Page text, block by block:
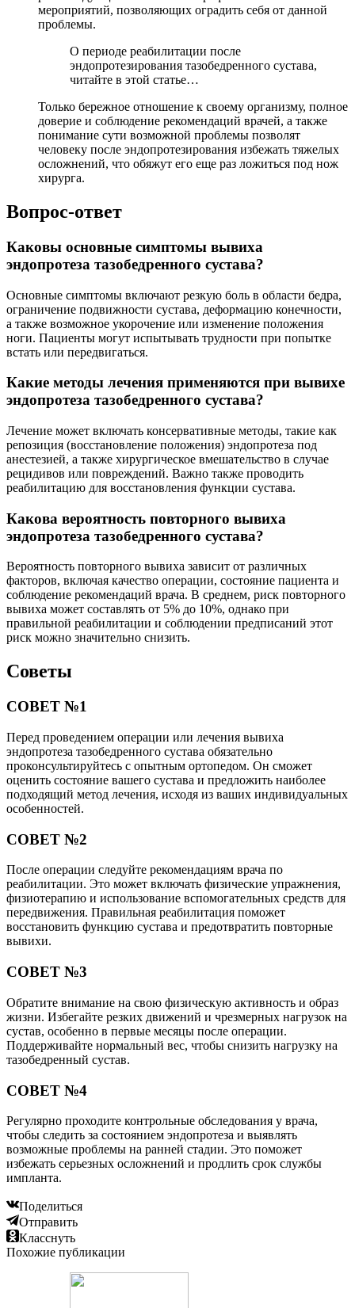
мероприятий, позволяющих оградить себя от данной
проблемы.
О периоде реабилитации после
эндопротезирования тазобедренного сустава,
читайте в этой статье…
Только бережное отношение к своему организму, полное
доверие и соблюдение рекомендаций врачей, а также
понимание сути возможной проблемы позволят
человеку после эндопротезирования избежать тяжелых
осложнений, что обяжут его еще раз ложиться под нож
хирурга.
Вопрос-ответ
Каковы основные симптомы вывиха
эндопротеза тазобедренного сустава?
Основные симптомы включают резкую боль в области бедра,
ограничение подвижности сустава, деформацию конечности,
а также возможное укорочение или изменение положения
ноги. Пациенты могут испытывать трудности при попытке
встать или передвигаться.
Какие методы лечения применяются при вывихе
эндопротеза тазобедренного сустава?
Лечение может включать консервативные методы, такие как
репозиция (восстановление положения) эндопротеза под
анестезией, а также хирургическое вмешательство в случае
рецидивов или повреждений. Важно также проводить
реабилитацию для восстановления функции сустава.
Какова вероятность повторного вывиха
эндопротеза тазобедренного сустава?
Вероятность повторного вывиха зависит от различных
факторов, включая качество операции, состояние пациента и
соблюдение рекомендаций врача. В среднем, риск повторного
вывиха может составлять от 5% до 10%, однако при
правильной реабилитации и соблюдении предписаний этот
риск можно значительно снизить.
Советы
СОВЕТ №1
Перед проведением операции или лечения вывиха
эндопротеза тазобедренного сустава обязательно
проконсультируйтесь с опытным ортопедом. Он сможет
оценить состояние вашего сустава и предложить наиболее
подходящий метод лечения, исходя из ваших индивидуальных
особенностей.
СОВЕТ №2
После операции следуйте рекомендациям врача по
реабилитации. Это может включать физические упражнения,
физиотерапию и использование вспомогательных средств для
передвижения. Правильная реабилитация поможет
восстановить функцию сустава и предотвратить повторные
вывихи.
СОВЕТ №3
Обратите внимание на свою физическую активность и образ
жизни. Избегайте резких движений и чрезмерных нагрузок на
сустав, особенно в первые месяцы после операции.
Поддерживайте нормальный вес, чтобы снизить нагрузку на
тазобедренный сустав.
СОВЕТ №4
Регулярно проходите контрольные обследования у врача,
чтобы следить за состоянием эндопротеза и выявлять
возможные проблемы на ранней стадии. Это поможет
избежать серьезных осложнений и продлить срок службы
импланта.
Поделиться
Отправить
Класснуть
Похожие публикации